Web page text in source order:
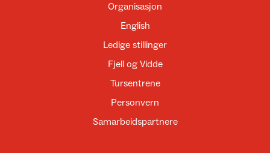
Organisasjon
English
Ledige stillinger
Fjell og Vidde
Tursentrene
Personvern
Samarbeidspartnere